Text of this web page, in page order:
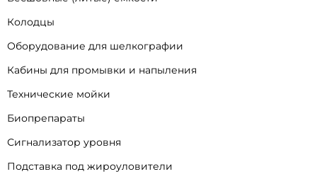
Колодцы
Оборудование для шелкографии
Кабины для промывки и напыления
Технические мойки
Биопрепараты
Сигнализатор уровня
Подставка под жироуловители